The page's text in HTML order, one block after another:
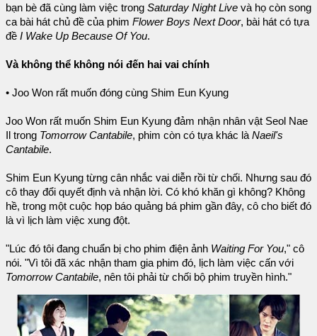
bạn bè đã cùng làm việc trong Saturday Night Live và họ còn song
ca bài hát chủ đề của phim Flower Boys Next Door, bài hát có tựa
đề I Wake Up Because Of You.
Và không thể không nói đến hai vai chính
• Joo Won rất muốn đóng cùng Shim Eun Kyung
Joo Won rất muốn Shim Eun Kyung đảm nhận nhân vật Seol Nae
Il trong Tomorrow Cantabile, phim còn có tựa khác là Naeil's
Cantabile.
Shim Eun Kyung từng cân nhắc vai diễn rồi từ chối. Nhưng sau đó
cô thay đổi quyết định và nhận lời. Có khó khăn gì không? Không
hề, trong một cuộc họp báo quảng bá phim gần đây, cô cho biết đó
là vì lịch làm việc xung đột.
"Lúc đó tôi đang chuẩn bị cho phim điện ảnh Waiting For You," cô
nói. "Vì tôi đã xác nhận tham gia phim đó, lịch làm việc cấn với
Tomorrow Cantabile, nên tôi phải từ chối bộ phim truyền hình."